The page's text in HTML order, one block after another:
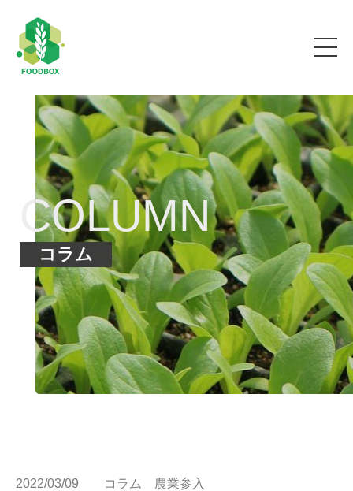
COLUMN
コラム
2022/03/09 コラム 農業参入